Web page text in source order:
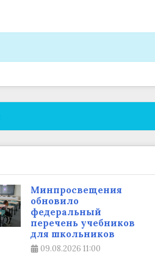
Минпросвещения
обновило
федеральный
перечень учебников
для школьников
09.08.2026 11:00